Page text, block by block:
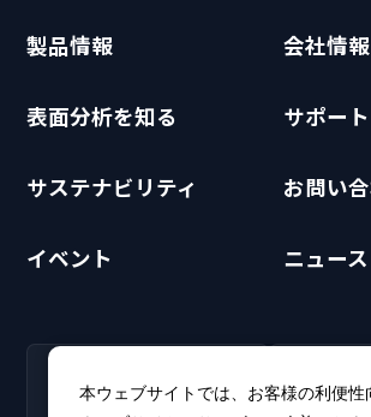
製品情報 会社情報
表面分析を知る サポート
サステナビリティ お問い
イベント ニュース
採用情報 CLUB
本ウェブサイトでは、お客様の利便性